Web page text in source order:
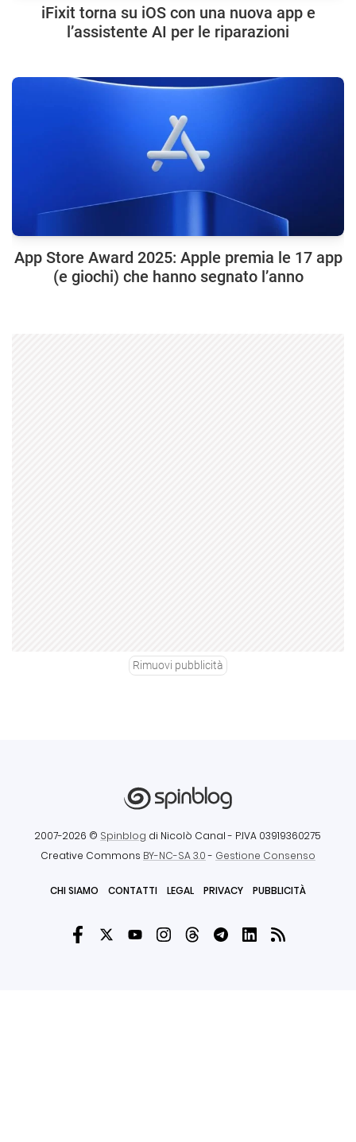
iFixit torna su iOS con una nuova app e
l’assistente AI per le riparazioni
App Store Award 2025: Apple premia le 17 app
(e giochi) che hanno segnato l’anno
Rimuovi pubblicità
2007-2026 © Spinblog di Nicolò Canal - P.IVA 03919360275
Creative Commons BY-NC-SA 3.0- Gestione Consenso
CHI SIAMO CONTATTI LEGAL PRIVACY PUBBLICITÀ